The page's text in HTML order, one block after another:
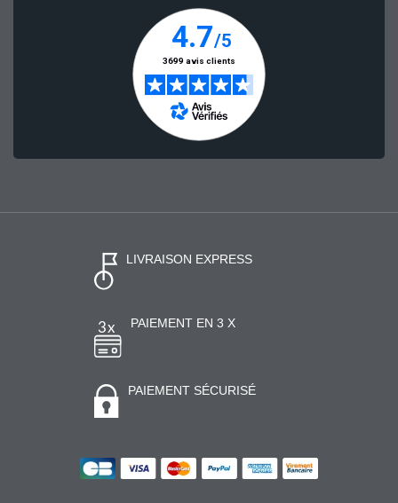
LIVRAISON EXPRESS
PAIEMENT EN 3 X
PAIEMENT SÉCURISÉ